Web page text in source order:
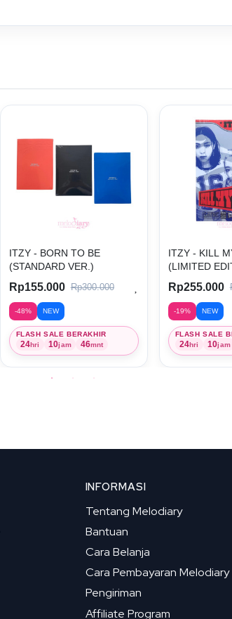
ITZY - BORN TO BE
(STANDARD VER.)
Rp155.000 Rp300.000
-48% NEW
FLASH SALE BERAKHIR
24hri 10jam 46mnt
ITZY - KILL
(LIMITED
Rp255.000
-19% NEW
FLASH SALE
24hri 10jam
INFORMASI
Tentang Melodiary
Bantuan
Cara Belanja
Cara Pembayaran Melodiary
Pengiriman
Affiliate Program